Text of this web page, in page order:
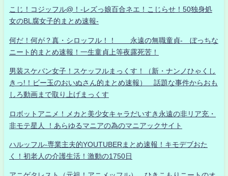
こじ！コジッフル@！-レズっ娘百合ネエ！こじらせ！50独身処
女のBL腐女子的まとめ速報-
何だ！何が？真・シロッフル！！ 永遠の無職童貞- ぼっちな
ニート的まとめ速報！一生童貞上等夜露死苦！
男装スケバン女子！スケッフルまっくす！（新・ナンノひゃくし
きっ!！ビー玉のおいぬさん的まとめ速報） 話題な事件からおも
しろ動画まで取り上げまっくす
ロボットアニメ！メカと美少女キャラだいすき永遠の非リア充・
非モテ星人 ！あらゆるマニアの為のマニアックサイト
ハルッフル-専業主夫的YOUTUBERまとめ速報！キモデブおた
く！初老人の介護生活！激動の1750日